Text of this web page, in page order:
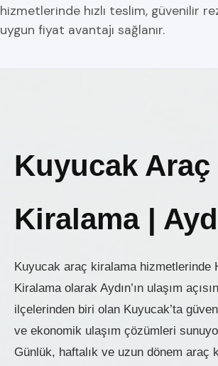
hizmetlerinde hızlı teslim, güvenilir
uygun fiyat avantajı sağlanır.
Kuyucak Araç
Kiralama |
Kuyucak araç kiralama hizmetlerinde
Kiralama olarak Aydın’ın ulaşım
ilçelerinden biri olan Kuyucak’ta
ve ekonomik ulaşım çözümleri
Günlük, haftalık ve uzun dönem araç